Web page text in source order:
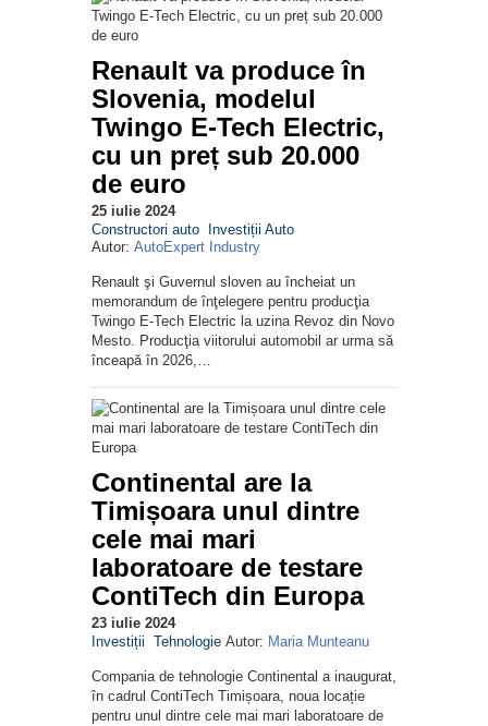
Renault va produce în
Slovenia, modelul
Twingo E-Tech Electric,
cu un preț sub 20.000
de euro
25 iulie 2024
Constructori auto
Investiții Auto
Autor: AutoExpert Industry
Renault şi Guvernul sloven au încheiat un
memorandum de înţelegere pentru producţia
Twingo E-Tech Electric la uzina Revoz din Novo
Mesto. Producţia viitorului automobil ar urma să
înceapă în 2026,…
Continental are la
Timișoara unul dintre
cele mai mari
laboratoare de testare
ContiTech din Europa
23 iulie 2024
Investiții Tehnologie Autor: Maria Munteanu
Compania de tehnologie Continental a inaugurat,
în cadrul ContiTech Timișoara, noua locație
pentru unul dintre cele mai mari laboratoare de